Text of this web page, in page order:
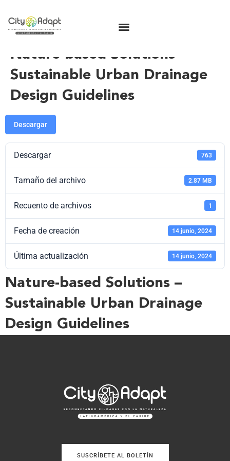
Nature-based Solutions –
Sustainable Urban Drainage
Design Guidelines
Descargar
Descargar 763
Tamaño del archivo 2.87 MB
Recuento de archivos 1
Fecha de creación 14 junio, 2024
Última actualización 14 junio, 2024
Nature-based Solutions –
Sustainable Urban Drainage
Design Guidelines
SUSCRÍBETE AL BOLETÍN